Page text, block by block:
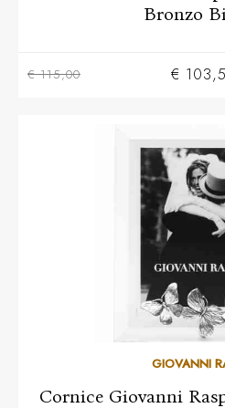
Bronzo
€ 115,00 €
GIOVANNI
Cornice Giovanni